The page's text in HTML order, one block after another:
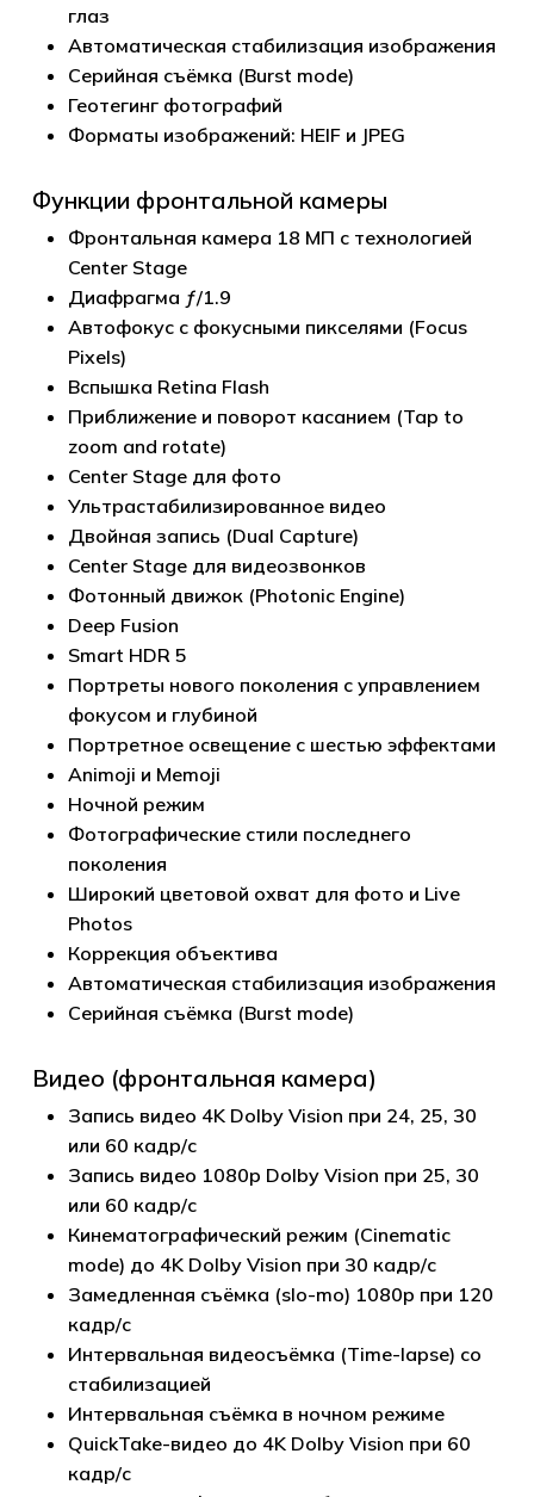
глаз
Автоматическая стабилизация изображения
Серийная съёмка (Burst mode)
Геотегинг фотографий
Форматы изображений: HEIF и JPEG
Функции фронтальной камеры
Фронтальная камера 18 МП с технологией
Center Stage
Диафрагма ƒ/1.9
Автофокус с фокусными пикселями (Focus
Pixels)
Вспышка Retina Flash
Приближение и поворот касанием (Tap to
zoom and rotate)
Center Stage для фото
Ультрастабилизированное видео
Двойная запись (Dual Capture)
Center Stage для видеозвонков
Фотонный движок (Photonic Engine)
Deep Fusion
Smart HDR 5
Портреты нового поколения с управлением
фокусом и глубиной
Портретное освещение с шестью эффектами
Animoji и Memoji
Ночной режим
Фотографические стили последнего
поколения
Широкий цветовой охват для фото и Live
Photos
Коррекция объектива
Автоматическая стабилизация изображения
Серийная съёмка (Burst mode)
Видео (фронтальная камера)
Запись видео 4K Dolby Vision при 24, 25, 30
или 60 кадр/с
Запись видео 1080p Dolby Vision при 25, 30
или 60 кадр/с
Кинематографический режим (Cinematic
mode) до 4K Dolby Vision при 30 кадр/с
Замедленная съёмка (slo-mo) 1080p при 120
кадр/с
Интервальная видеосъёмка (Time-lapse) со
стабилизацией
Интервальная съёмка в ночном режиме
QuickTake-видео до 4K Dolby Vision при 60
кадр/с